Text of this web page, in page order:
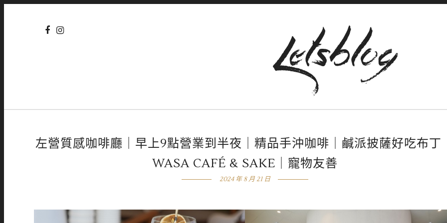
左營質感咖啡廳｜早上9點營業到半夜｜精品手沖咖啡｜鹹派披薩好吃布丁
WASA CAFÉ & SAKE｜寵物友善
2024 年 8 月 21 日